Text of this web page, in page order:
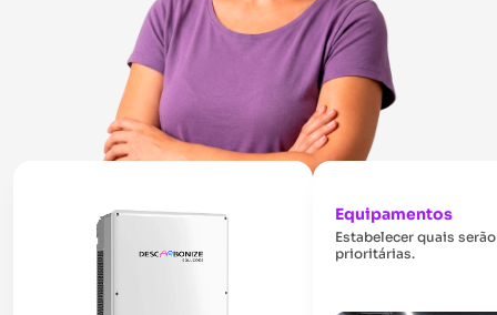
Equipamentos
Estabelecer quais
prioritárias.